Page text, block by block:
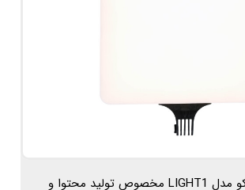
نور ثابت LED آکو مدل LIGHT1 مخصوص تولید محتوا و